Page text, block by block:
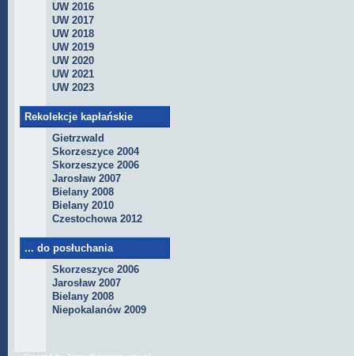
UW 2016
UW 2017
UW 2018
UW 2019
UW 2020
UW 2021
UW 2023
Rekolekcje kapłańskie
Gietrzwald
Skorzeszyce 2004
Skorzeszyce 2006
Jarosław 2007
Bielany 2008
Bielany 2010
Czestochowa 2012
... do posłuchania
Skorzeszyce 2006
Jarosław 2007
Bielany 2008
Niepokalanów 2009